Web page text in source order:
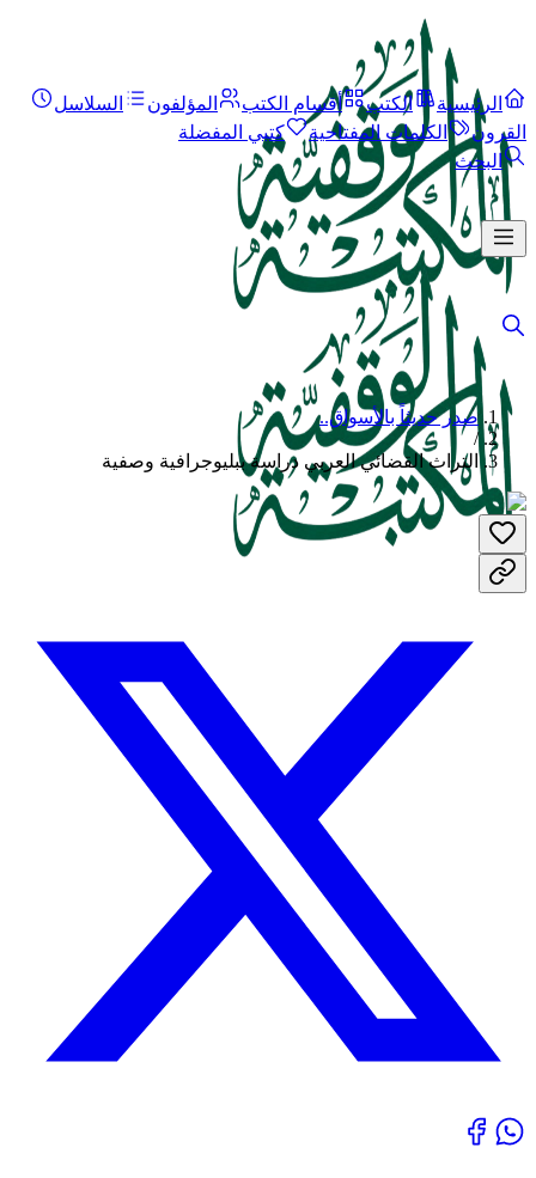
الرئيسية الكتب أقسام الكتب المؤلفون
السلاسل
القرون
الكلمات المفتاحية
كتبي المفضلة
البحث
صدر حديثاً بالأسواق..
/
التراث القضائي العربي دراسة ببليوجرافية وصفية